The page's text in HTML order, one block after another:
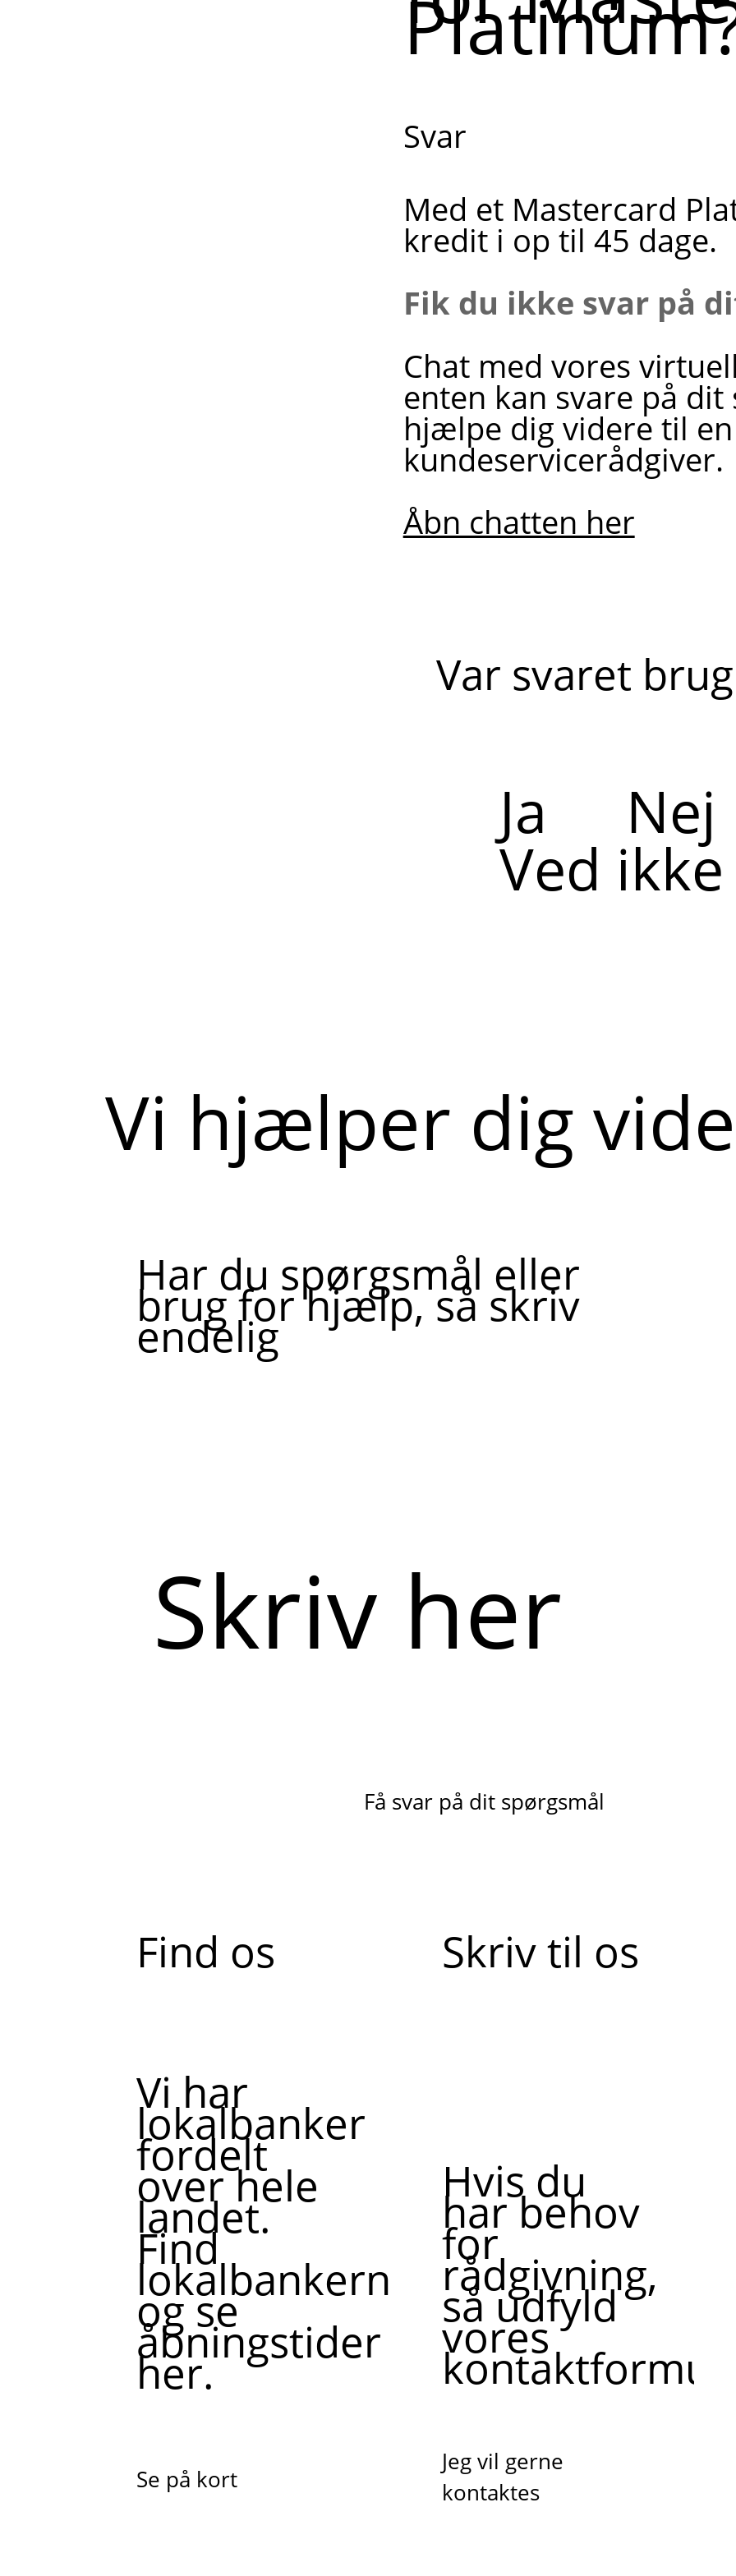
Svar
Med et Mastercard
kredit i op til 45 dage.
Fik du ikke svar på
Chat med vores
enten kan svare på
hjælpe dig videre til en
kundeservicerådgiver.
Åbn chatten her
Var svaret
Ja Nej
Ved ikke
Vi hjælper dig
Har du spørgsmål eller
brug for hjælp, så skriv
endelig
Få svar på dit spørgsmål
Find os
Vi har
lokalbanker
fordelt
over hele
landet.
Find
lokalbankerne,
og se
åbningstider
her.
Se på kort
Skriv til os
Hvis du
har behov
for
rådgivning,
så udfyld
vores
Jeg vil gerne
kontaktes